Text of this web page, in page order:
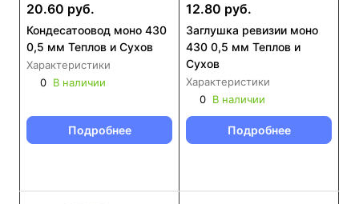
20.60 руб.
Кондесатоовод моно 430
0,5 мм Теплов и Сухов
Характеристики
0 В наличии
Подробнее
12.80 руб.
Заглушка ревизии моно
430 0,5 мм Теплов и
Сухов
Характеристики
0 В наличии
Подробнее